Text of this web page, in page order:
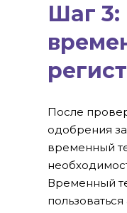
Шаг 3:
После
одобрения
временный
Временный